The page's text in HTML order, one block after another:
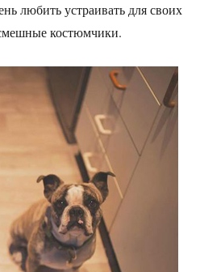
любить устраивать для своих
костюмчики.